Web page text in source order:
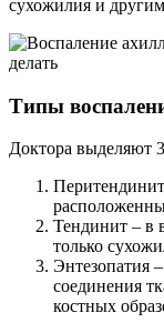
сухожилия и
Типы
Доктора выделяют
Тендинит – в
только
Энтезопатия
соединения
костных